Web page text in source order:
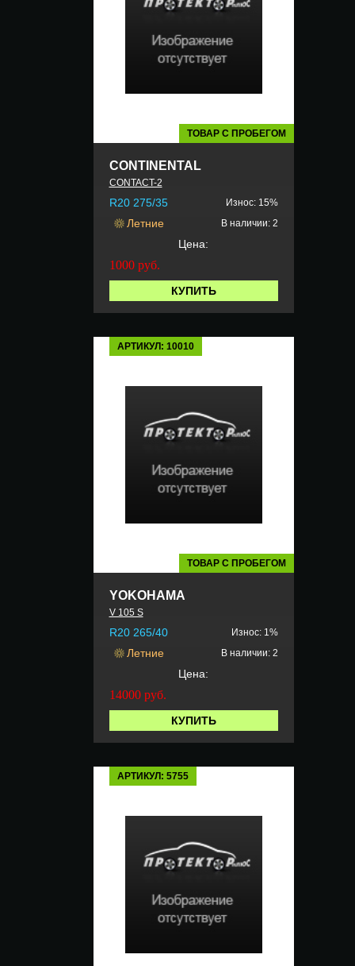
ТОВАР С ПРОБЕГОМ
CONTINENTAL
CONTACT-2
R20 275/35 Износ: 15%
Летние В наличии: 2
Цена:
1000 руб.
КУПИТЬ
АРТИКУЛ: 10010
ТОВАР С ПРОБЕГОМ
YOKOHAMA
V 105 S
R20 265/40 Износ: 1%
Летние В наличии: 2
Цена:
14000 руб.
КУПИТЬ
АРТИКУЛ: 5755